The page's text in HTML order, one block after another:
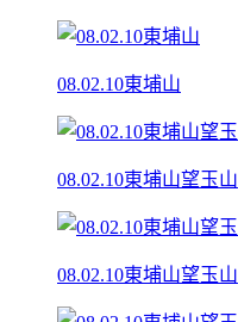
08.02.10東埔山
08.02.10東埔山望玉山
08.02.10東埔山望玉山